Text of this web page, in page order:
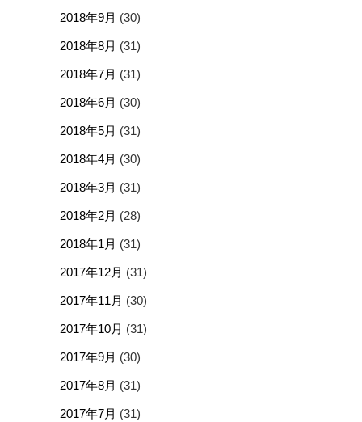
2018年9月 (30)
2018年8月 (31)
2018年7月 (31)
2018年6月 (30)
2018年5月 (31)
2018年4月 (30)
2018年3月 (31)
2018年2月 (28)
2018年1月 (31)
2017年12月 (31)
2017年11月 (30)
2017年10月 (31)
2017年9月 (30)
2017年8月 (31)
2017年7月 (31)